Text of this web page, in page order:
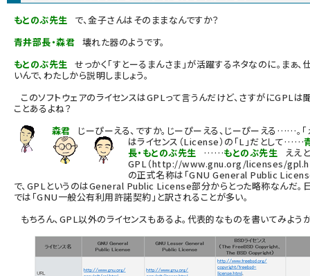
もとのぶ先生 で、金子さんはそのままなんですか？
青井部長・森君 壊れた器のようです。
もとのぶ先生 せっかく「すとーるまんさま」が活躍するネタなのに。まぁ、
いんで、わたしから説明しましょう。
このソフトウェアのライセンスはGPLって言うんだけど、さすがにGPLは
ことあるよね？
森君 じーぴーえる、ですか。じーぴーえる、じーぴーえる……。「
はライセンス（License）の「L」だとして……
長・もとのぶ先生 ……もとのぶ先生 ええと
GPL（http://www.gnu.org/licenses/
の正式名称は「GNU General Public
で、GPLというのはGeneral Public License部分からとった略称なんだ。
では「GNU一般公有利用許諾契約」と訳されることが多い。
もちろん、GPL以外のライセンスもあるよ。代表的なものを書いてみよう